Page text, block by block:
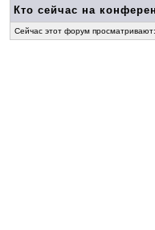
Кто сейчас на
Сейчас этот форум